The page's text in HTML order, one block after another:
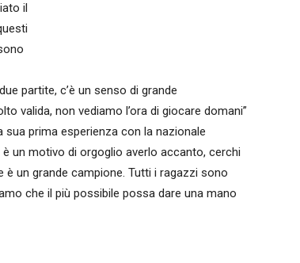
il
partite, c’è un senso di grande
valida, non vediamo l’ora di giocare domani”
prima esperienza con la nazionale
un motivo di orgoglio averlo accanto, cerchi
un grande campione. Tutti i ragazzi sono
che il più possibile possa dare una mano